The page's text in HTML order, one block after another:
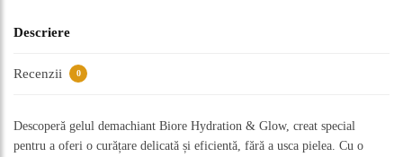
Descriere
Recenzii 0
Descoperă gelul demachiant Biore Hydration & Glow, creat special
pentru a oferi o curățare delicată și eficientă, fără a usca pielea. Cu o